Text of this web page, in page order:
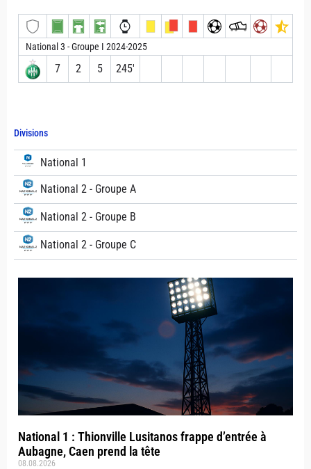
Divisions
National 1
National 2 - Groupe A
National 2 - Groupe B
National 2 - Groupe C
National 1 : Thionville Lusitanos frappe d’entrée à
Aubagne, Caen prend la tête
08.08.2026
National 3 - Groupe I 2024-2025
7 2 5 245′